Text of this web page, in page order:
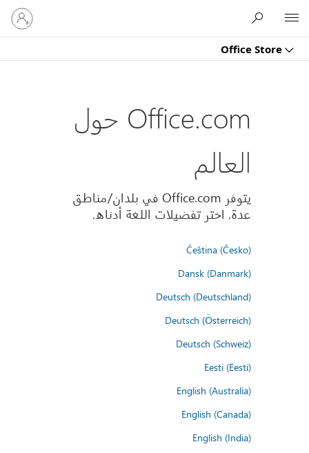
Office Store
تسجيل
الدخول
إلى
Office.com حول
العالم
يتوفر Office.com في بلدان/مناطق
عدة. اختر تفضيلات اللغة أدناه.
Čeština (Česko)
Dansk (Danmark)
Deutsch (Deutschland)
Deutsch (Österreich)
Deutsch (Schweiz)
Eesti (Eesti)
English (Australia)
English (Canada)
English (India)